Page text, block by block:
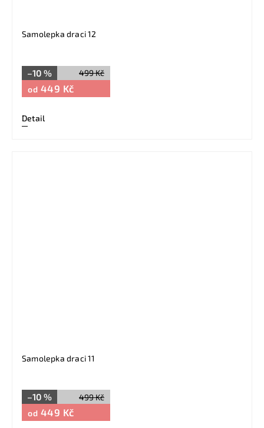
Samolepka draci 12
499 Kč
–10 %
od 449 Kč
Detail
Samolepka draci 11
499 Kč
–10 %
od 449 Kč